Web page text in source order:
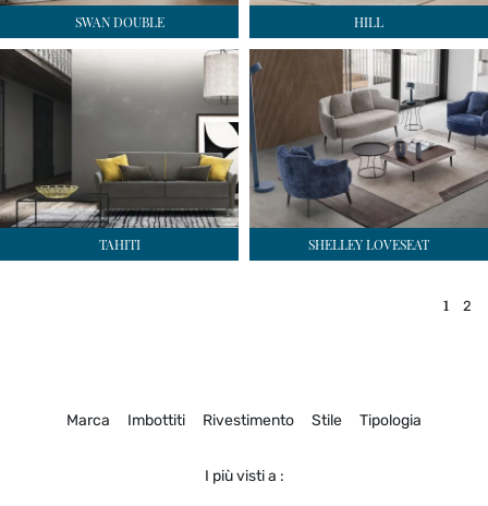
SWAN DOUBLE HILL
TAHITI SHELLEY LOVESEAT
1 2
Marca Imbottiti Rivestimento Stile Tipologia
I più visti a :